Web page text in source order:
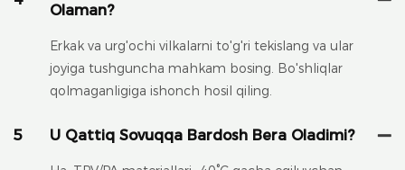
Olaman?
Erkak va urg'ochi vilkalarni to'g'ri tekislang va ular
joyiga tushguncha mahkam bosing. Bo'shliqlar
qolmaganligiga ishonch hosil qiling.
5 U Qattiq Sovuqqa Bardosh Bera Oladimi?